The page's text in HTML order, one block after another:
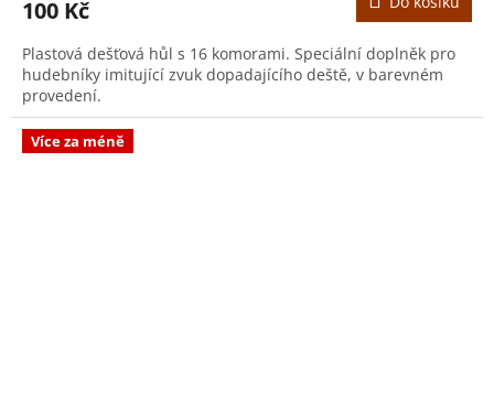
100 Kč
Plastová dešťová hůl s 16 komorami. Speciální doplněk pro
hudebníky imitující zvuk dopadajícího deště, v barevném
provedení.
Více za méně